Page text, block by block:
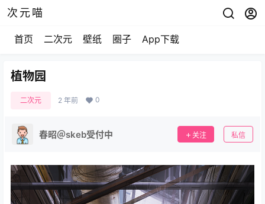
次元喵
首页 二次元 壁纸 圈子 App下载
植物园
二次元 2 年前 0
春昭＠skeb受付中 关注 私信